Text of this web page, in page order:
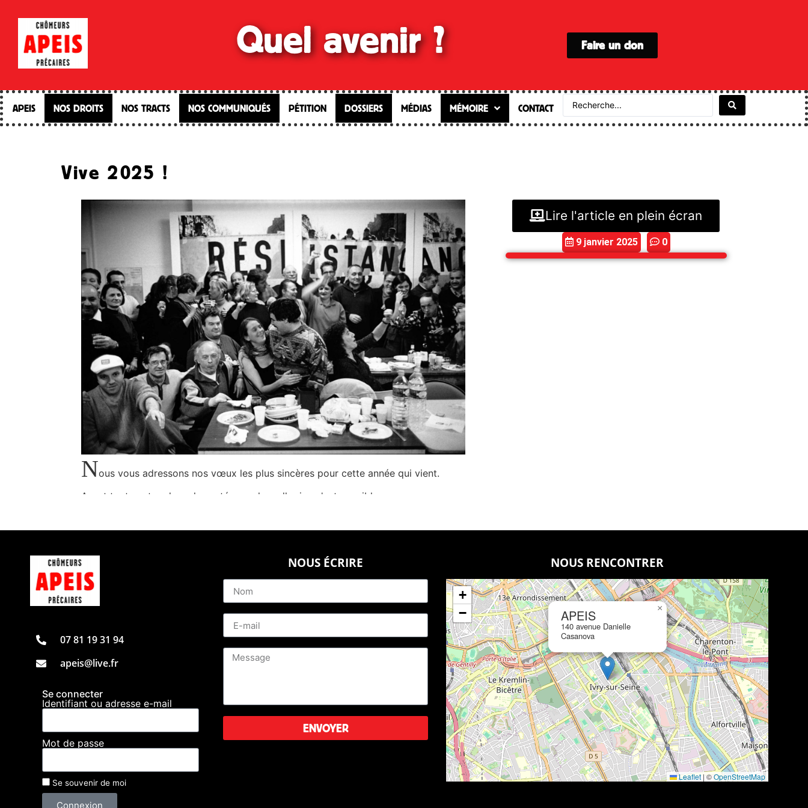
Quel avenir ? Faire un don
APEIS NOS DROITS NOS TRACTS NOS COMMUNIQUÉS PÉTITION DOSSIERS MÉDIAS MÉMOIRE CONTACT
Vive 2025 !
Nous vous adressons nos vœux les plus sincères pour cette année qui vient.
Avant toute autre chose la santé, sans laquelle rien n'est possible.
une toupie folle qui éjecte de ses flancs de plus en plus de femmes et d'hommes.
dans la diversité et au bien commun.
Et puis de la joie, des rires, des rencontres, des découvertes, de l'amour, des idées,
beaucoup de questions et quelques réponses, des luttes, des victoires, de la justice
L'Apeis
apeis-chomeurs.org
Lire l'article en plein écran
9 janvier 2025 0
07 81 19 31 94
apeis@live.fr
Se connecter
Identifiant ou adresse e-mail
Mot de passe
Se souvenir de moi
Connexion
NOUS ÉCRIRE
ENVOYER
NOUS RENCONTRER
APEIS
140 avenue Danielle
Casanova
×
+
−
Leaflet |©OpenStreetMap